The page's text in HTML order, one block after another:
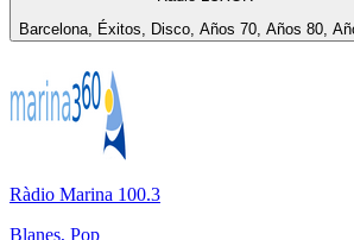
Barcelona, Éxitos, Disco, Años 70, Años 80,
Ràdio Marina 100.3
Blanes, Pop